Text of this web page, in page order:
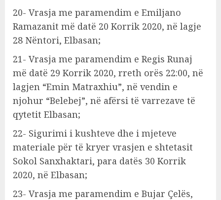
20- Vrasja me paramendim e Emiljano
Ramazanit më datë 20 Korrik 2020, në lagje
28 Nëntori, Elbasan;
21- Vrasja me paramendim e Regis Runaj
më datë 29 Korrik 2020, rreth orës 22:00, në
lagjen “Emin Matraxhiu”, në vendin e
njohur “Belebej”, në afërsi të varrezave të
qytetit Elbasan;
22- Sigurimi i kushteve dhe i mjeteve
materiale për të kryer vrasjen e shtetasit
Sokol Sanxhaktari, para datës 30 Korrik
2020, në Elbasan;
23- Vrasja me paramendim e Bujar Çelës,